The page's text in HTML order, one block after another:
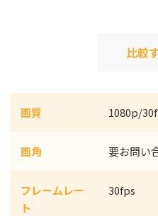
比較
画質 1080p/
画角 要お問い
フレームレー
ト
30fps